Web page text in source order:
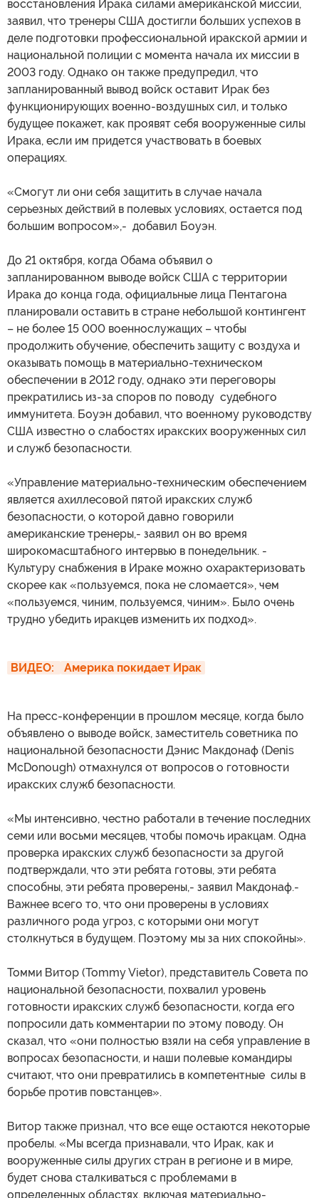
восстановления Ирака силами американской миссии,
заявил, что тренеры США достигли больших успехов в
деле подготовки профессиональной иракской армии и
национальной полиции с момента начала их миссии в
2003 году. Однако он также предупредил, что
запланированный вывод войск оставит Ирак без
функционирующих военно-воздушных сил, и только
будущее покажет, как проявят себя вооруженные силы
Ирака, если им придется участвовать в боевых
операциях.
«Смогут ли они себя защитить в случае начала
серьезных действий в полевых условиях, остается под
большим вопросом»,- добавил Боуэн.
До 21 октября, когда Обама объявил о
запланированном выводе войск США с территории
Ирака до конца года, официальные лица Пентагона
планировали оставить в стране небольшой контингент
– не более 15 000 военнослужащих – чтобы
продолжить обучение, обеспечить защиту с воздуха и
оказывать помощь в материально-техническом
обеспечении в 2012 году, однако эти переговоры
прекратились из-за споров по поводу судебного
иммунитета. Боуэн добавил, что военному руководству
США известно о слабостях иракских вооруженных сил
и служб безопасности.
«Управление материально-техническим обеспечением
является ахиллесовой пятой иракских служб
безопасности, о которой давно говорили
американские тренеры,- заявил он во время
широкомасштабного интервью в понедельник. -
Культуру снабжения в Ираке можно охарактеризовать
скорее как «пользуемся, пока не сломается», чем
«пользуемся, чиним, пользуемся, чиним». Было очень
трудно убедить иракцев изменить их подход».
ВИДЕО: Америка покидает Ирак
На пресс-конференции в прошлом месяце, когда было
объявлено о выводе войск, заместитель советника по
национальной безопасности Дэнис Макдонаф (Denis
McDonough) отмахнулся от вопросов о готовности
иракских служб безопасности.
«Мы интенсивно, честно работали в течение последних
семи или восьми месяцев, чтобы помочь иракцам. Одна
проверка иракских служб безопасности за другой
подтверждали, что эти ребята готовы, эти ребята
способны, эти ребята проверены,- заявил Макдонаф.-
Важнее всего то, что они проверены в условиях
различного рода угроз, с которыми они могут
столкнуться в будущем. Поэтому мы за них спокойны».
Томми Витор (Tommy Vietor), представитель Совета по
национальной безопасности, похвалил уровень
готовности иракских служб безопасности, когда его
попросили дать комментарии по этому поводу. Он
сказал, что «они полностью взяли на себя управление в
вопросах безопасности, и наши полевые командиры
считают, что они превратились в компетентные силы в
борьбе против повстанцев».
Витор также признал, что все еще остаются некоторые
пробелы. «Мы всегда признавали, что Ирак, как и
вооруженные силы других стран в регионе и в мире,
будет снова сталкиваться с проблемами в
определенных областях, включая материально-